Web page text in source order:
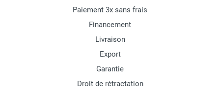
Paiement 3x sans frais
Financement
Livraison
Export
Garantie
Droit de rétractation